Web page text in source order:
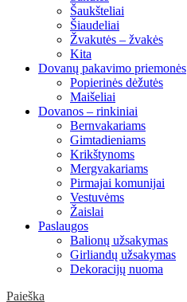
Šaukšteliai
Šiaudeliai
Žvakutės – žvakės
Kita
Dovanų pakavimo priemonės
Popierinės dėžutės
Maišeliai
Dovanos – rinkiniai
Bernvakariams
Gimtadieniams
Krikštynoms
Mergvakariams
Pirmajai komunijai
Vestuvėms
Žaislai
Paslaugos
Balionų užsakymas
Girliandų užsakymas
Dekoracijų nuoma
Paieška